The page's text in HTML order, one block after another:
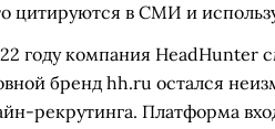
цитируются в СМИ и
году компания HeadHunter
бренд hh.ru остался
рекрутинга. Платформа